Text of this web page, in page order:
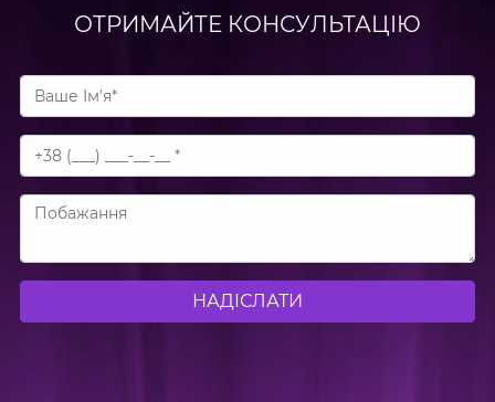
ОТРИМАЙТЕ КОНСУЛЬТАЦІЮ
НАДІСЛАТИ